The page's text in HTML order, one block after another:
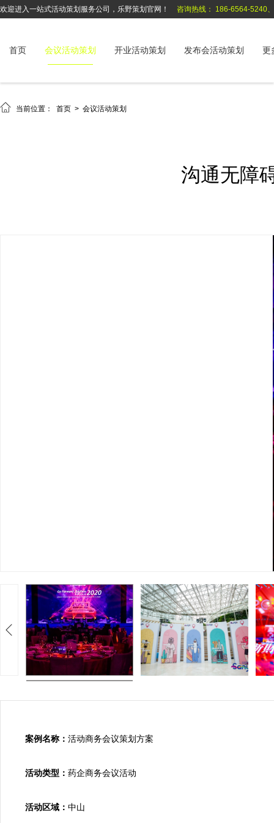
欢迎进入一站式活动策划服务公司，乐野策划官网！ 咨询热线： 186-6564-5240
首页 会议活动策划 开业活动策划 发布会活动策划 更
 当前位置： 首页 > 会议活动策划
沟通无障
案例名称： 活动商务会议策划方案
活动类型： 药企商务会议活动
活动区域： 中山